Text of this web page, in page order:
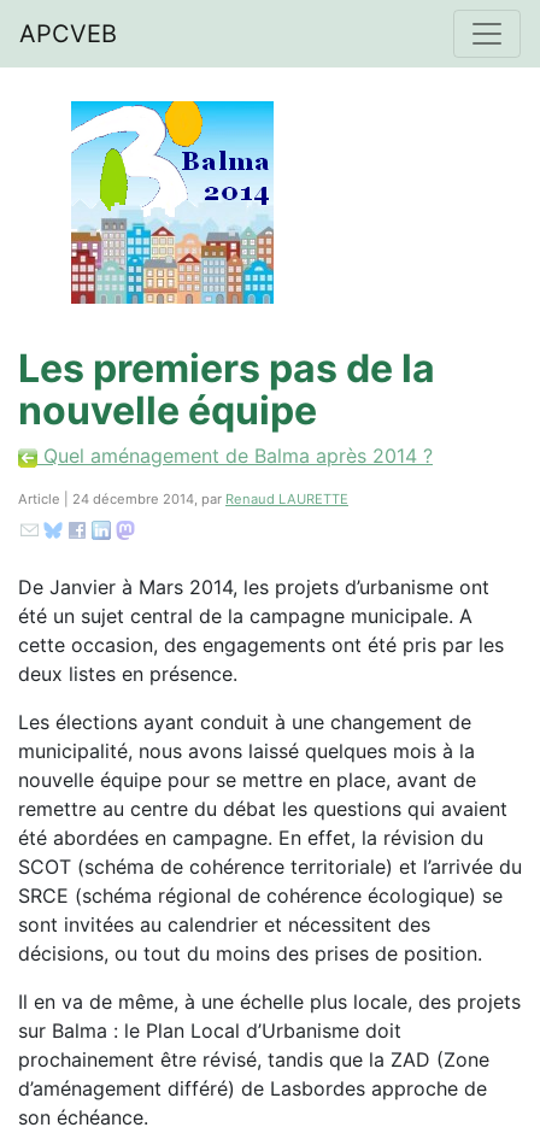
APCVEB
Les premiers pas de la
nouvelle équipe
Quel aménagement de Balma après 2014 ?
Article | 24 décembre 2014, par Renaud LAURETTE
De Janvier à Mars 2014, les projets d’urbanisme ont
été un sujet central de la campagne municipale. A
cette occasion, des engagements ont été pris par les
deux listes en présence.
Les élections ayant conduit à une changement de
municipalité, nous avons laissé quelques mois à la
nouvelle équipe pour se mettre en place, avant de
remettre au centre du débat les questions qui avaient
été abordées en campagne. En effet, la révision du
SCOT (schéma de cohérence territoriale) et l’arrivée du
SRCE (schéma régional de cohérence écologique) se
sont invitées au calendrier et nécessitent des
décisions, ou tout du moins des prises de position.
Il en va de même, à une échelle plus locale, des projets
sur Balma : le Plan Local d’Urbanisme doit
prochainement être révisé, tandis que la ZAD (Zone
d’aménagement différé) de Lasbordes approche de
son échéance.